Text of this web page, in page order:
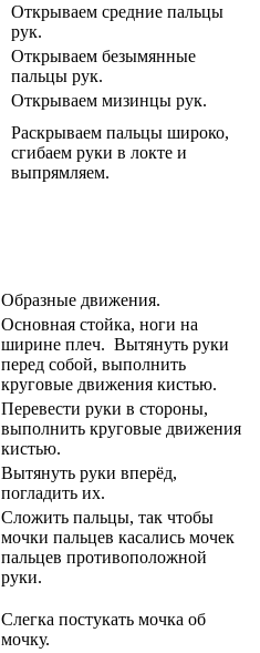
Открываем средние пальцы
рук.
Открываем безымянные
пальцы рук.
Открываем мизинцы рук.
Раскрываем пальцы широко,
сгибаем руки в локте и
выпрямляем.
Образные движения.
Основная стойка, ноги на
ширине плеч. Вытянуть руки
перед собой, выполнить
круговые движения кистью.
Перевести руки в стороны,
выполнить круговые движения
кистью.
Вытянуть руки вперёд,
погладить их.
Сложить пальцы, так чтобы
мочки пальцев касались мочек
пальцев противоположной
руки.
Слегка постукать мочка об
мочку.